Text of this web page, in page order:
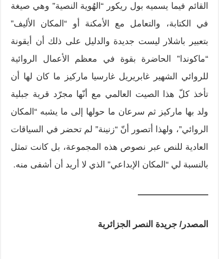
القائم فيما يسميه بول ريكور “الهُوية النصية” وهي صيغة
في الكتابة، والتعامل مع الأمكنة أو “المكان الأليف”
بتعبير باشلار ليست جديدة والدليل على ذلك أن أيقونة
“ماكوندا” الحاضرة بقوة في معظم الأعمال الروائية
للروائي الشهير غابريريل غارسيا ماركيز ما كان لها أن
تأخذ كلّ هذا الصيت العالمي مع أنّها مجرّد قرية جبلية
ولد بها ماركيز ثم سرعان ما حولها إلى ما يشبه “المكان
الروائي”، ولهذا أتصور أنّ “زنينة” لم تحضر في السياقات
العادية للنص عبر نصوص هذه المجموعة، بل كانت تمثل
بالنسبة لي “المكان الإبداعي” الذي لا أريد أن أشفى منه.
————————
المصدر/ جريدة النصر الجزائرية